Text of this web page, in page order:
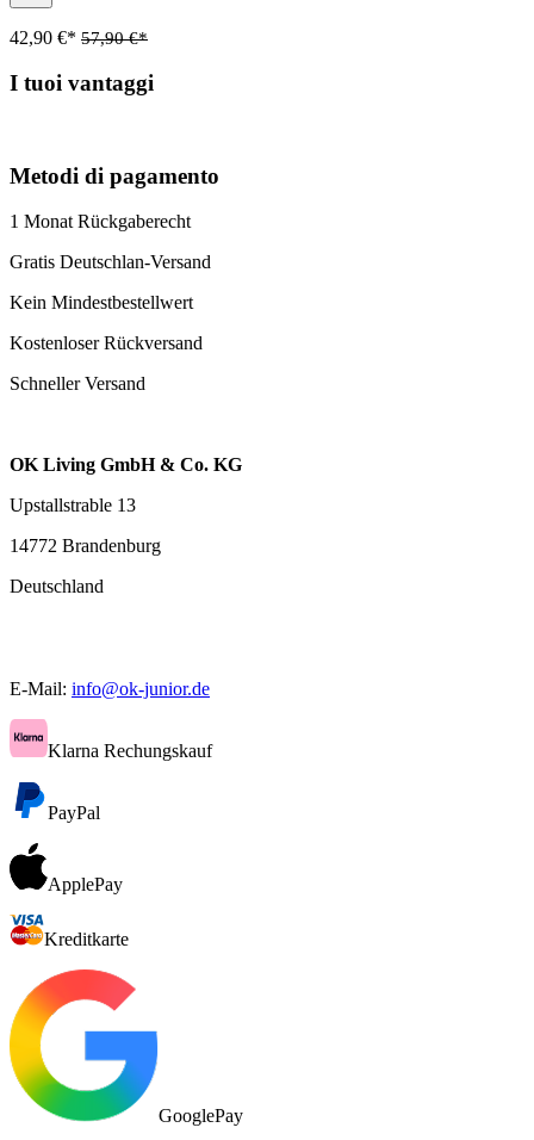
42,90 €* 57,90 €*
I tuoi vantaggi
Metodi di pagamento
1 Monat Rückgaberecht
Gratis Deutschlan-Versand
Kein Mindestbestellwert
Kostenloser Rückversand
Schneller Versand
OK Living GmbH & Co. KG
Upstallstrable 13
14772 Brandenburg
Deutschland
E-Mail: info@ok-junior.de
Klarna Rechungskauf
PayPal
ApplePay
Kreditkarte
GooglePay